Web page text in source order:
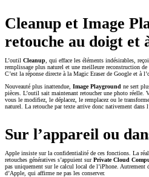
Cleanup et Image
retouche au doigt et
L’outil Cleanup , qui efface les éléments indésirables,
remplissage plus naturel et une meilleure reconstruction de
C’est la réponse directe à la Magic Eraser de Google et à
Nouveauté plus inattendue, Image Playground ne sert
pièces. L’outil sait maintenant retoucher une photo réelle.
vous le modifiez, le déplacez, le remplacez ou le
naturel. La retouche par texte arrive donc nativement dans
Sur l’appareil ou
Apple insiste sur la confidentialité de ces fonctions. La
retouches génératives s’appuient surPrivate Cloud
pas uniquement sur le calcul local de l’iPhone. Autrement
d’Apple, qui affirme ne pas les conserver.